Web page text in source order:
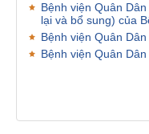
Bệnh viện Quân
lại và bổ sung) của
Bệnh viện Quân
Bệnh viện Quân